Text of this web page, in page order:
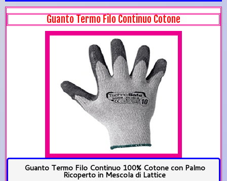
Guanto Termo Filo Continuo Cotone
Guanto Termo Filo Continuo 100% Cotone con Palmo
Ricoperto in Mescola di Lattice